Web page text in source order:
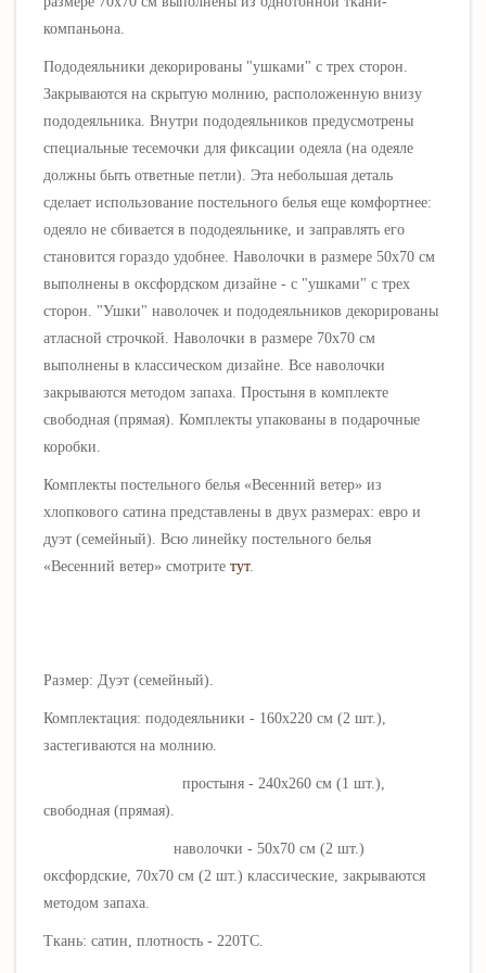
компаньона.
Пододеяльники декорированы "ушками" с трех сторон.
Закрываются на скрытую молнию, расположенную внизу
пододеяльника. Внутри пододеяльников предусмотрены
специальные тесемочки для фиксации одеяла (на одеяле
должны быть ответные петли). Эта небольшая деталь
сделает использование постельного белья еще комфортнее:
одеяло не сбивается в пододеяльнике, и заправлять его
становится гораздо удобнее. Наволочки в размере 50х70 см
выполнены в оксфордском дизайне - с "ушками" с трех
сторон. "Ушки" наволочек и пододеяльников декорированы
атласной строчкой. Наволочки в размере 70х70 см
выполнены в классическом дизайне. Все наволочки
закрываются методом запаха. Простыня в комплекте
свободная (прямая). Комплекты упакованы в подарочные
коробки.
Комплекты постельного белья «Весенний ветер» из
хлопкового сатина представлены в двух размерах: евро и
дуэт (семейный). Всю линейку постельного белья
«Весенний ветер» смотрите тут.
Размер: Дуэт (семейный).
Комплектация: пододеяльники - 160х220 см (2 шт.),
застегиваются на молнию.
простыня - 240х260 см (1 шт.),
свободная (прямая).
наволочки - 50х70 см (2 шт.)
оксфордские, 70х70 см (2 шт.) классические, закрываются
методом запаха.
Ткань: сатин, плотность - 220ТС.